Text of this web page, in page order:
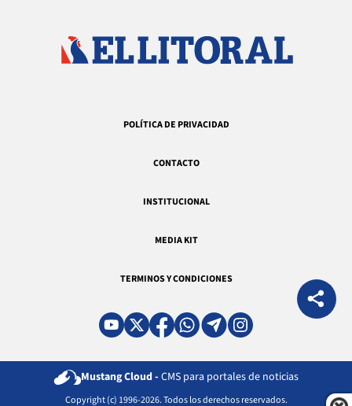
POLÍTICA DE PRIVACIDAD
CONTACTO
INSTITUCIONAL
MEDIA KIT
TERMINOS Y CONDICIONES
Mustang Cloud - CMS para portales de noticias
Copyright (c) 1996-2026. Todos los derechos reservados.